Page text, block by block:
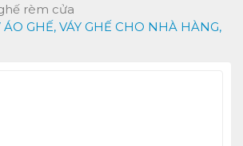
rèm cửa
GHẾ, VÁY GHẾ CHO NHÀ HÀNG,